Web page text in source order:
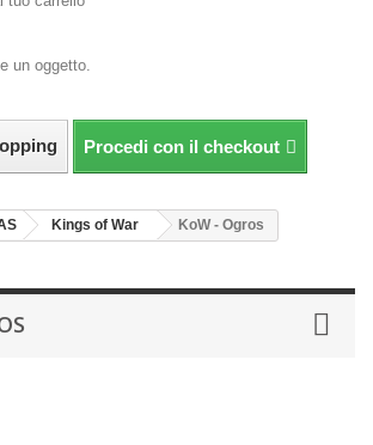
un oggetto.
Procedi con il checkout
Kings of War KoW - Ogros